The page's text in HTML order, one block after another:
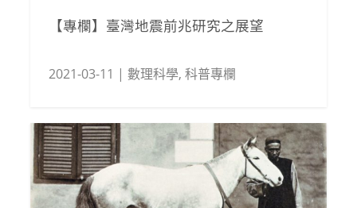
【專欄】臺灣地震前兆研究之展望
2021-03-11 | 數理科學, 科普專欄